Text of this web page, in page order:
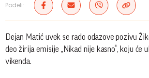
Podeli:
Dejan Matić uvek se rado odazove pozivu
deo žirija emisije „Nikad nije kasno“, koju će
vikenda.